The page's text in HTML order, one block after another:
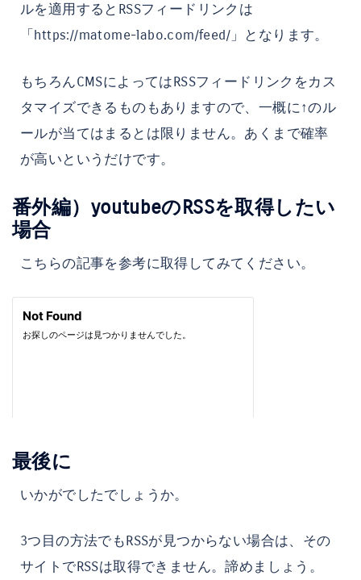
ルを適用するとRSSフィードリンクは
「https://matome-labo.com/feed/」となります。
もちろんCMSによってはRSSフィードリンクをカス
タマイズできるものもありますので、一概に↑のル
ールが当てはまるとは限りません。あくまで確率
が高いというだけです。
番外編）youtubeのRSSを取得したい
場合
こちらの記事を参考に取得してみてください。
最後に
いかがでしたでしょうか。
3つ目の方法でもRSSが見つからない場合は、その
サイトでRSSは取得できません。諦めましょう。